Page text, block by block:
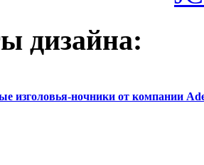
дизайна:
изголовья-ночники от компании